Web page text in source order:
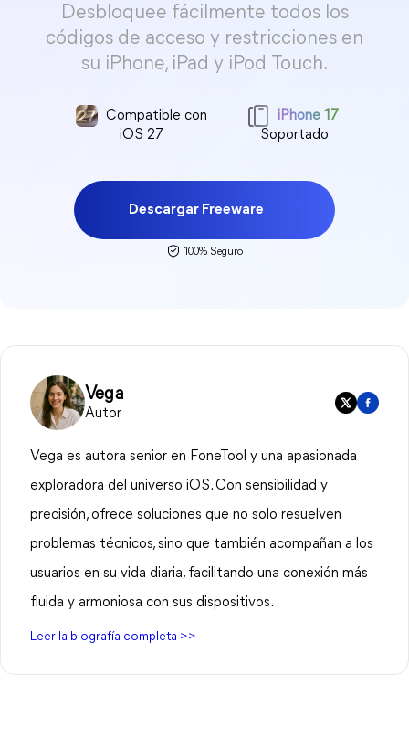
Desbloquee fácilmente todos los
códigos de acceso y restricciones en
su iPhone, iPad y iPod Touch.
Compatible con
iOS 27
iPhone 17
Soportado
Descargar Freeware
100% Seguro
Vega
Autor
Vega es autora senior en FoneTool y una apasionada
exploradora del universo iOS. Con sensibilidad y
precisión, ofrece soluciones que no solo resuelven
problemas técnicos, sino que también acompañan a los
usuarios en su vida diaria, facilitando una conexión más
fluida y armoniosa con sus dispositivos.
Leer la biografía completa >>